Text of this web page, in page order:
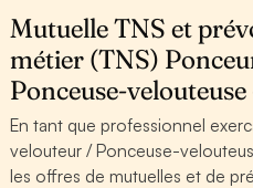
Mutuelle TNS et
métier (TNS)
Ponceuse-
En tant que professionnel
velouteur / Ponceuse-
les offres de mutuelles et de